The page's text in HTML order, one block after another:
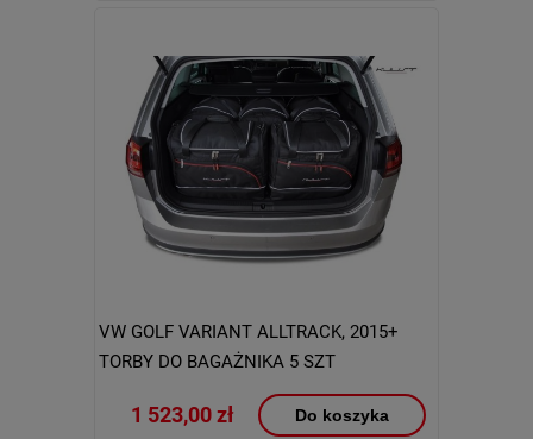
VW GOLF VARIANT ALLTRACK, 2015+
TORBY DO BAGAŻNIKA 5 SZT
1 523,00 zł Do koszyka